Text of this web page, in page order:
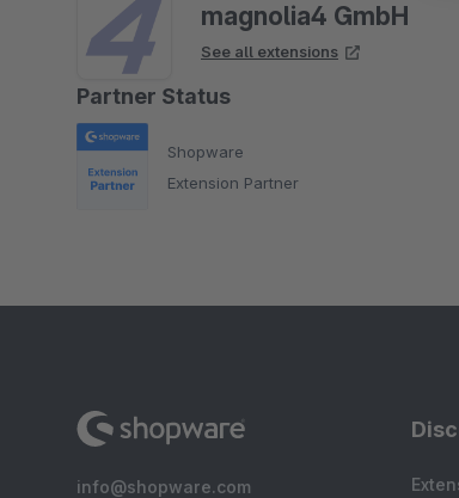
magnolia4 GmbH
See all extensions
Partner Status
Shopware
Extension Partner
info@shopware.com